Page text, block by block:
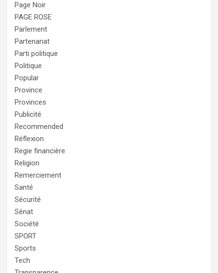
Page Noir
PAGE ROSE
Parlement
Partenariat
Parti politique
Politique
Popular
Province
Provinces
Publicité
Recommended
Réflexion
Regie financière
Religion
Remerciement
Santé
Sécurité
Sénat
Société
SPORT
Sports
Tech